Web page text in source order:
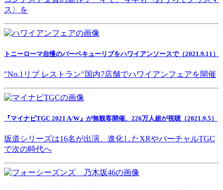
ス〉を
トニーローマ自慢のバーベキューリブをハワイアンソースで（2021.9.11）
"No.1リブ レストラン"国内7店舗でハワイアンフェアを開催
『マイナビTGC 2021 A/W』が無観客開催、226万人超が視聴（2021.9.5）
坂道シリーズは16名が出演、進化したXRやバーチャルTGC
で次の時代へ